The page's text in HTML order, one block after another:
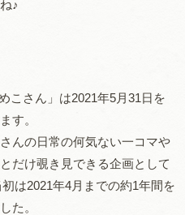
♪
こさん」は2021年5月31日を
す。
んの日常の何気ない一コマや
だけ覗き見できる企画として
は2021年4月までの約1年間を
た。